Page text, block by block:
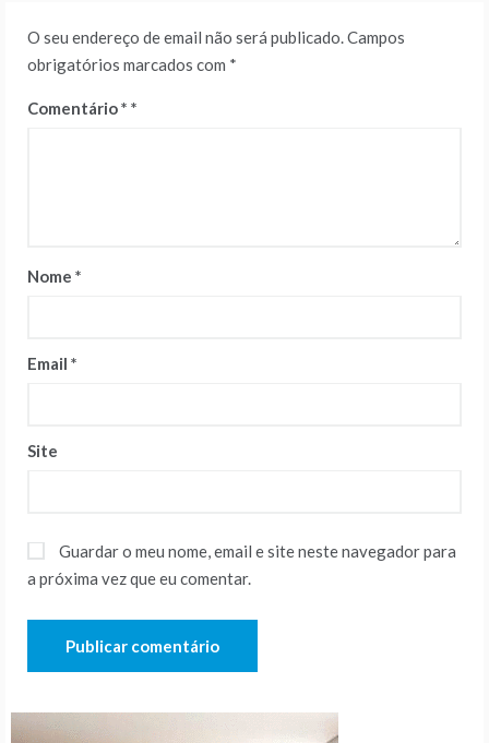
O seu endereço de email não será publicado.Campos
obrigatórios marcados com *
Comentário*
Nome *
Email *
Site
Guardar o meu nome, email e site neste navegador para
a próxima vez que eu comentar.